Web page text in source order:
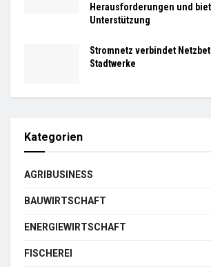
Herausforderungen und
Unterstützung
Stromnetz verbindet
Stadtwerke
Kategorien
AGRIBUSINESS
BAUWIRTSCHAFT
ENERGIEWIRTSCHAFT
FISCHEREI